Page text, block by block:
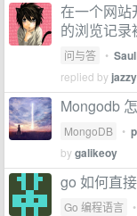
在一个网站
的浏览记录
问与答 •
replied by
Mongodb
MongoDB •
bygalikeoy
go 如何直
Go 编程语言 •